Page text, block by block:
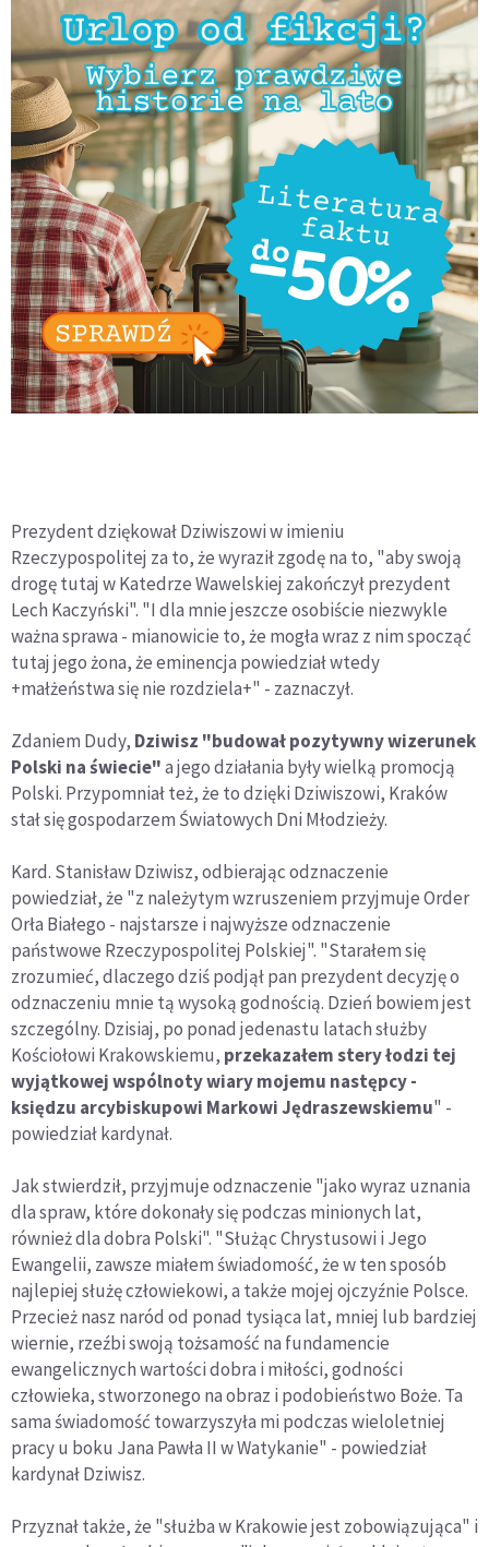
Prezydent dziękował Dziwiszowi w imieniu
Rzeczypospolitej za to, że wyraził zgodę na to, "aby swoją
drogę tutaj w Katedrze Wawelskiej zakończył prezydent
Lech Kaczyński". "I dla mnie jeszcze osobiście niezwykle
ważna sprawa - mianowicie to, że mogła wraz z nim spocząć
tutaj jego żona, że eminencja powiedział wtedy
+małżeństwa się nie rozdziela+" - zaznaczył.
Zdaniem Dudy, Dziwisz "budował pozytywny wizerunek
Polski na świecie"a jego działania były wielką promocją
Polski. Przypomniał też, że to dzięki Dziwiszowi, Kraków
stał się gospodarzem Światowych Dni Młodzieży.
Kard. Stanisław Dziwisz, odbierając odznaczenie
powiedział, że "z należytym wzruszeniem przyjmuje Order
Orła Białego - najstarsze i najwyższe odznaczenie
państwowe Rzeczypospolitej Polskiej". "Starałem się
zrozumieć, dlaczego dziś podjął pan prezydent decyzję o
odznaczeniu mnie tą wysoką godnością. Dzień bowiem jest
szczególny. Dzisiaj, po ponad jedenastu latach służby
Kościołowi Krakowskiemu, przekazałem stery łodzi tej
wyjątkowej wspólnoty wiary mojemu następcy -
księdzu arcybiskupowi Markowi Jędraszewskiemu" -
powiedział kardynał.
Jak stwierdził, przyjmuje odznaczenie "jako wyraz uznania
dla spraw, które dokonały się podczas minionych lat,
również dla dobra Polski". "Służąc Chrystusowi i Jego
Ewangelii, zawsze miałem świadomość, że w ten sposób
najlepiej służę człowiekowi, a także mojej ojczyźnie Polsce.
Przecież nasz naród od ponad tysiąca lat, mniej lub bardziej
wiernie, rzeźbi swoją tożsamość na fundamencie
ewangelicznych wartości dobra i miłości, godności
człowieka, stworzonego na obraz i podobieństwo Boże. Ta
sama świadomość towarzyszyła mi podczas wieloletniej
pracy u boku Jana Pawła II w Watykanie" - powiedział
kardynał Dziwisz.
Przyznał także, że "służba w Krakowie jest zobowiązująca" i